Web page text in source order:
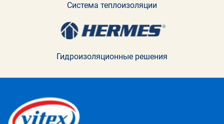
Система теплоизоляции
Гидроизоляционные решения